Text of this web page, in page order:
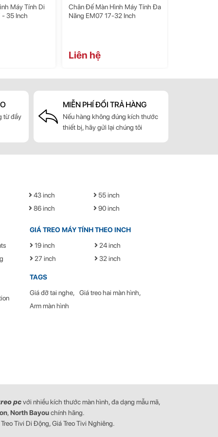
Máy Tính Đa
32 Inch
Giá Treo Màn Hình Máy Tính
Brateck LDT69-C012 17 -49
Liên hệ
từ đầy
MIỄN PHÍ ĐỔI TRẢ HÀNG
Nếu hàng không đúng kích thước
thiết bị, hãy gửi lại chúng tôi
43 inch
55 inch
86 inch
90 inch
GIÁ TREO MÁY TÍNH THEO INCH
19 inch
24 inch
27 inch
32 inch
TAGS
Giá đỡ tai nghe
Giá treo hai màn hình
Arm màn hình
pcvới nhiều kích thước màn hình, đa dạng mẫu mã,
,North Bayouchính hãng.
Tivi Di Động, Giá Treo Tivi Nghiêng.